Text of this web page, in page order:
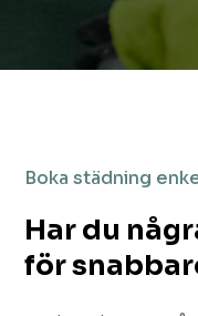
Boka städning
Har du
för